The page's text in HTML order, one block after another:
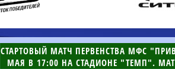
СТАРТОВЫЙ МАТЧ ПЕРВЕНСТВА МФС
МАЯ В 17:00 НА СТАДИОНЕ "ТЕМП".